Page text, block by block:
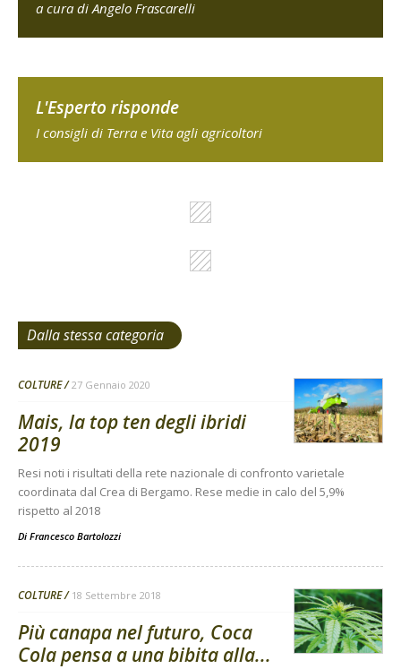
a cura di Angelo Frascarelli
L'Esperto risponde
I consigli di Terra e Vita agli agricoltori
Dalla stessa categoria
COLTURE 27 Gennaio 2020
Mais, la top ten degli ibridi
2019
Resi noti i risultati della rete nazionale di confronto varietale
coordinata dal Crea di Bergamo. Rese medie in calo del 5,9%
rispetto al 2018
Di Francesco Bartolozzi
COLTURE 18 Settembre 2018
Più canapa nel futuro, Coca
Cola pensa a una bibita alla...